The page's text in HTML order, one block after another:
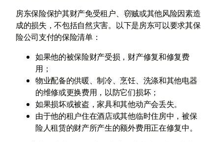
房东保险保护其财产免受租户、窃贼或其他风险因素造
成的损失，不包括自然灾害。以下是房东可以要求其保
险公司支付的保险清单：
如果他的被保险财产受损，财产修复和修复费
用；
物业配备的供暖、制冷、烹饪、洗涤和其他电器
的维修或更换费用，以防它们损坏；
如果损坏或被盗，家具和其他动产会丢失。
由于他的租户住在酒店或其他临时住房中，被保
险人租赁的财产所产生的额外费用正在修复中。